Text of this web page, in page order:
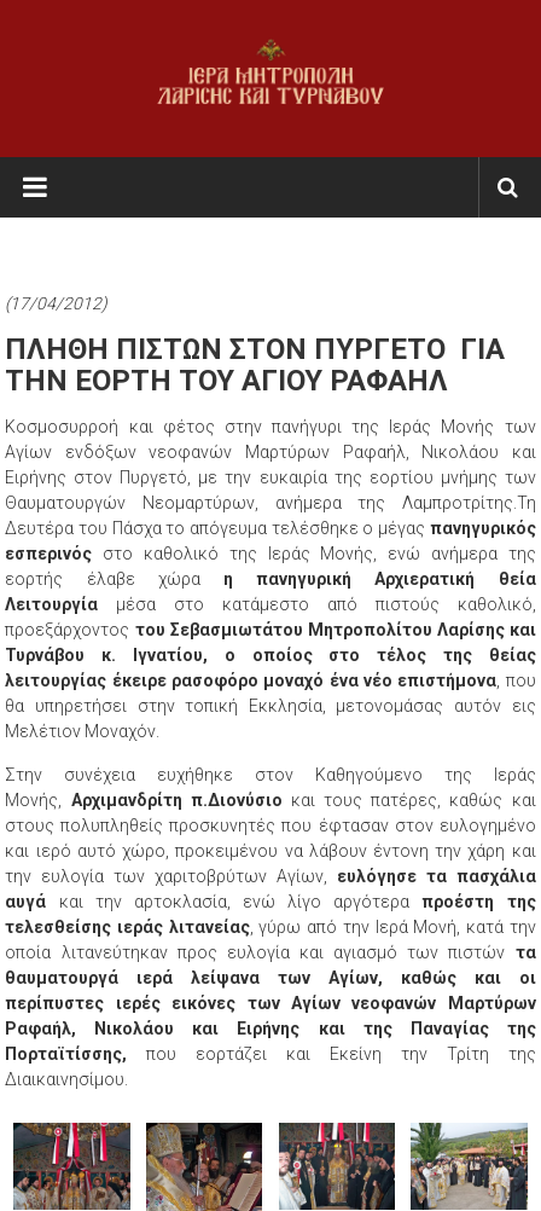
Ι.Μ.
Λαρίσης
Τυρνάβου
Εκκλησία
της
Ελλάδος
(17/04/2012)
ΠΛΗΘΗ ΠΙΣΤΩΝ ΣΤΟΝ ΠΥΡΓΕΤΟ ΓΙΑ
ΤΗΝ ΕΟΡΤΗ ΤΟΥ ΑΓΙΟΥ ΡΑΦΑΗΛ
Κοσμοσυρροή και φέτος στην πανήγυρι της Ιεράς Μονής των
Αγίων ενδόξων νεοφανών Μαρτύρων Ραφαήλ, Νικολάου και
Ειρήνης στον Πυργετό, με την ευκαιρία της εορτίου μνήμης των
Θαυματουργών Νεομαρτύρων, ανήμερα της Λαμπροτρίτης.Τη
Δευτέρα του Πάσχα το απόγευμα τελέσθηκε ο μέγας πανηγυρικός
εσπερινός στο καθολικό της Ιεράς Μονής, ενώ ανήμερα της
εορτής έλαβε χώρα η πανηγυρική Αρχιερατική θεία
Λειτουργία μέσα στο κατάμεστο από πιστούς καθολικό,
προεξάρχοντος του Σεβασμιωτάτου Μητροπολίτου Λαρίσης και
Τυρνάβου κ. Ιγνατίου, ο οποίος στο τέλος της θείας
λειτουργίας έκειρε ρασοφόρο μοναχό ένα νέο επιστήμονα , που
θα υπηρετήσει στην τοπική Εκκλησία, μετονομάσας αυτόν εις
Μελέτιον Μοναχόν.
Στην συνέχεια ευχήθηκε στον Καθηγούμενο της Ιεράς
Μονής, Αρχιμανδρίτη π.Διονύσιο και τους πατέρες, καθώς και
στους πολυπληθείς προσκυνητές που έφτασαν στον ευλογημένο
και ιερό αυτό χώρο, προκειμένου να λάβουν έντονη την χάρη και
την ευλογία των χαριτοβρύτων Αγίων, ευλόγησε τα πασχάλια
αυγά και την αρτοκλασία, ενώ λίγο αργότερα προέστη της
τελεσθείσης ιεράς λιτανείας, γύρω από την Ιερά Μονή, κατά την
οποία λιτανεύτηκαν προς ευλογία και αγιασμό των πιστών τα
θαυματουργά ιερά λείψανα των Αγίων, καθώς και οι
περίπυστες ιερές εικόνες των Αγίων νεοφανών Μαρτύρων
Ραφαήλ, Νικολάου και Ειρήνης και της Παναγίας της
Πορταϊτίσσης, που εορτάζει και Εκείνη την Τρίτη της
Διαικαινησίμου.